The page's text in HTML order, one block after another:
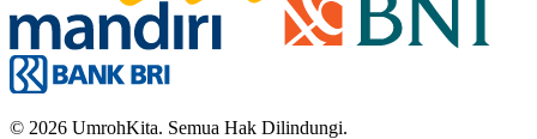
© 2026 UmrohKita. Semua Hak Dilindungi.